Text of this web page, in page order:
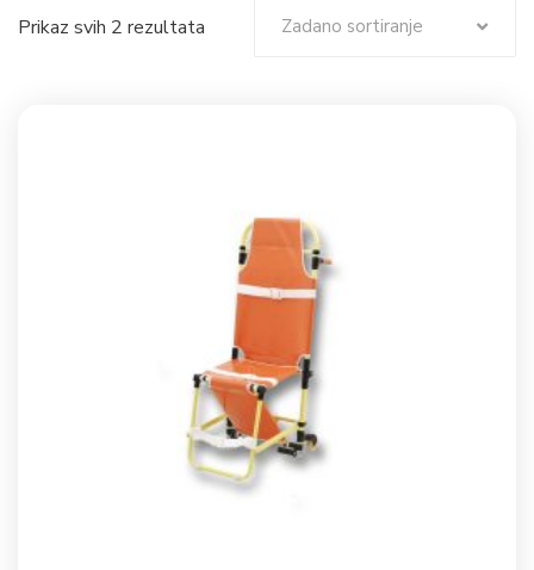
Prikaz svih 2 rezultata Zadano sortiranje